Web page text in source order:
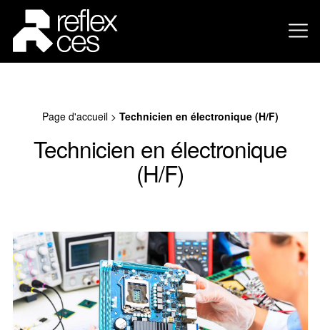
Page d'accueil> Technicien en électronique (H/F)
Technicien en électronique
(H/F)